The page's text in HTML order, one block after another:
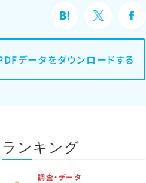
データをダウンロードする
ランキング
調査・データ